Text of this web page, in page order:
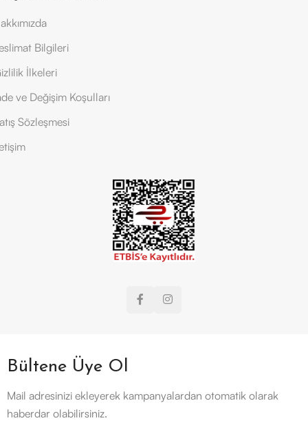
Bilgileri
İlkeleri
ve Değişim Koşulları
Sözleşmesi
Bültene Üye Ol
Mail adresinizi ekleyerek kampanyalardan otomatik olarak
haberdar olabilirsiniz.